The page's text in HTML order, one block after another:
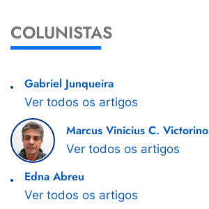
COLUNISTAS
Gabriel Junqueira
Ver todos os artigos
Marcus Vinícius C. Victorino
Ver todos os artigos
Edna Abreu
Ver todos os artigos